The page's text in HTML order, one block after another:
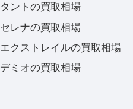
タントの買取相場
セレナの買取相場
エクストレイルの買取相場
デミオの買取相場